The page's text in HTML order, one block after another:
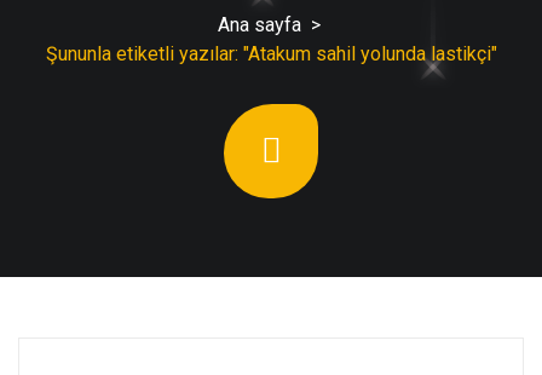
Ana sayfa>
Şununla etiketli yazılar: "Atakum sahil yolunda lastikçi"